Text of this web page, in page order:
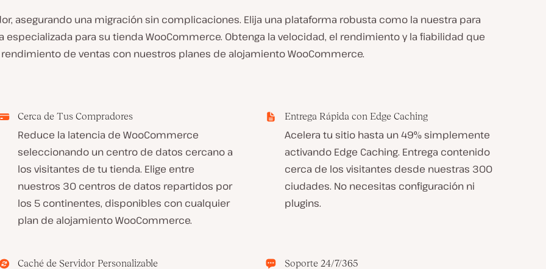
asegurando una migración sin complicaciones. Elija una plataforma robusta como la nuestra para
para su tienda WooCommerce. Obtenga la velocidad, el rendimiento y la fiabilidad que
de ventas con nuestros planes de alojamiento WooCommerce.
Cerca de Tus Compradores
Reduce la latencia de WooCommerce
seleccionando un centro de datos cercano a
los visitantes de tu tienda. Elige entre
nuestros 30 centros de datos repartidos por
los 5 continentes, disponibles con cualquier
plan de alojamiento WooCommerce.
Entrega Rápida con Edge Caching
Acelera tu sitio hasta un 49% simplemente
activando Edge Caching. Entrega contenido
cerca de los visitantes desde nuestras 300
ciudades. No necesitas configuración ni
plugins.
Caché de Servidor Personalizable Soporte 24/7/365